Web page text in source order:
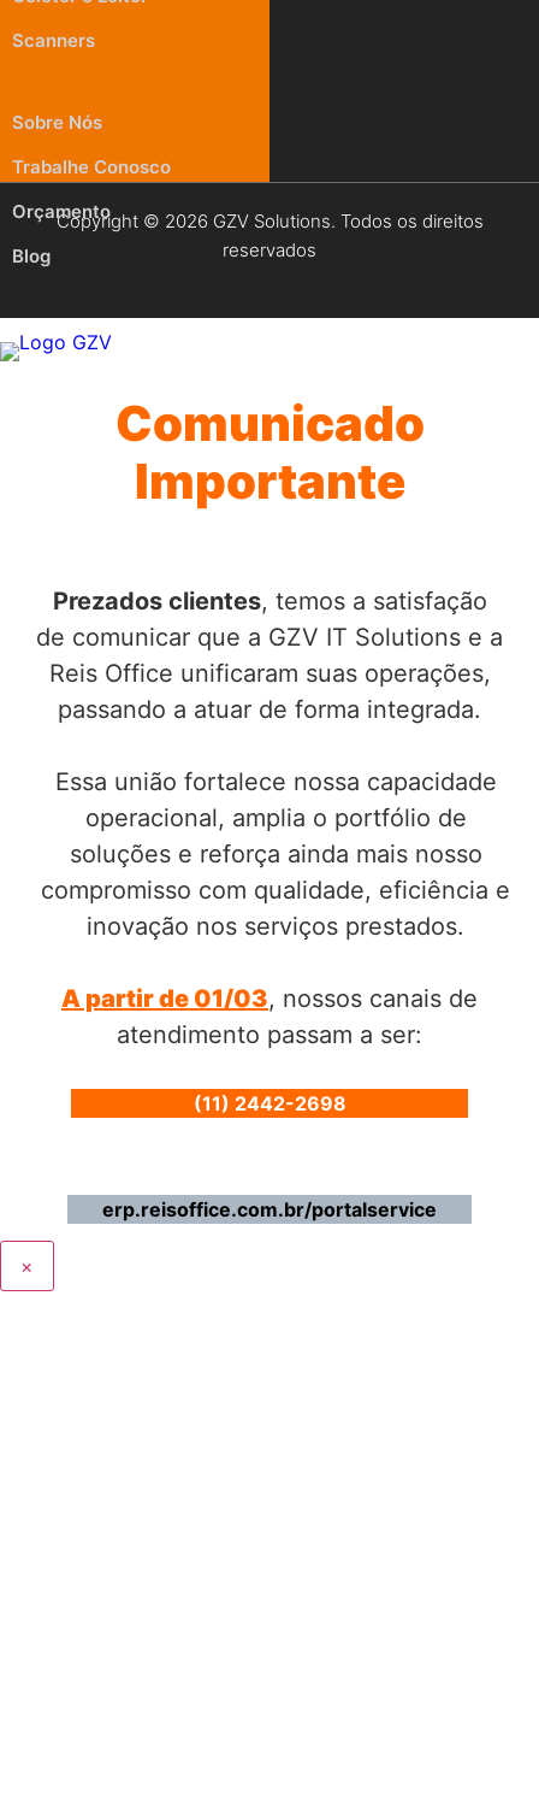
Scanners
Sobre Nós
Trabalhe Conosco
Orçamento
Blog
Copyright © 2026 GZV Solutions. Todos os direitos
reservados
Comunicado
Importante
Prezados clientes, temos a satisfação
de comunicar que a GZV IT Solutions e a
Reis Office unificaram suas operações,
passando a atuar de forma integrada.
Essa união fortalece nossa capacidade
operacional, amplia o portfólio de
soluções e reforça ainda mais nosso
compromisso com qualidade, eficiência e
inovação nos serviços prestados.
A partir de 01/03, nossos canais de
atendimento passam a ser:
(11) 2442-2698
erp.reisoffice.com.br/portalservice
×